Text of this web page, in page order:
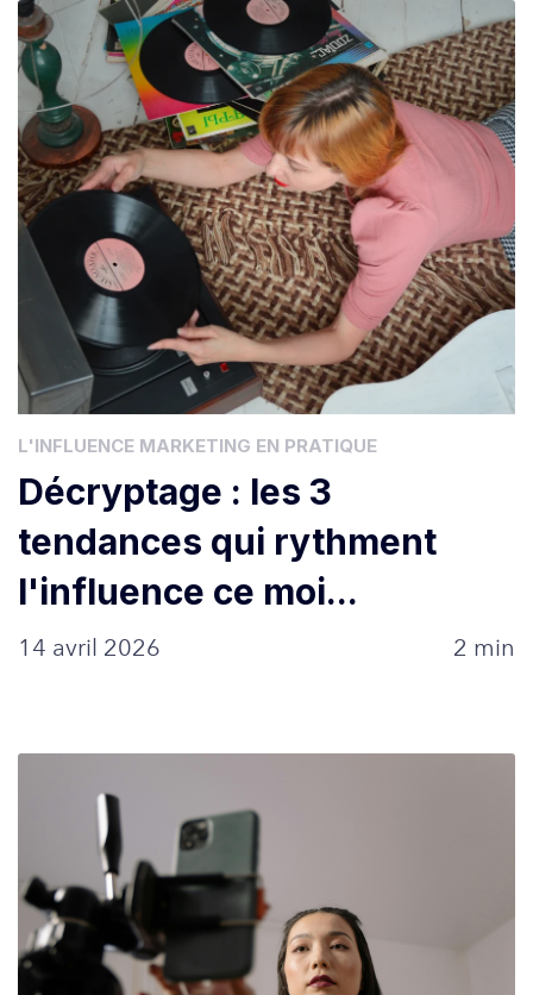
L'INFLUENCE MARKETING EN PRATIQUE
Décryptage : les 3
tendances qui rythment
l'influence ce moi...
14 avril 2026 2 min